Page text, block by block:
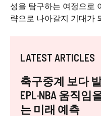
성을 탐구하는 여정으로
략으로 나아갈지 기대가
LATEST ARTICLES
축구중계 보다
EPL·NBA 움직
는 미래 예측